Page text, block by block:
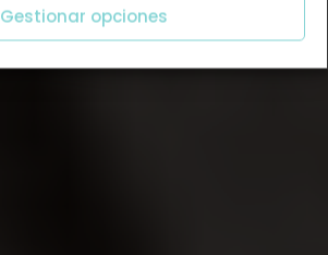
Gestionar opciones